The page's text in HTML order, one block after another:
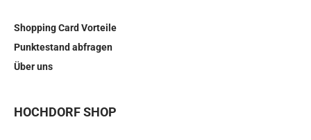
Shopping Card Vorteile
Punktestand abfragen
Über uns
HOCHDORF SHOP